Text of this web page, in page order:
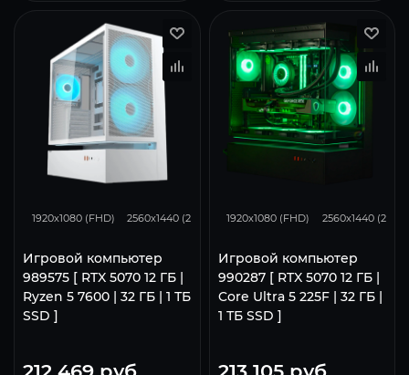
1920x1080 (FHD) 2560x1440 (2K) 3840x2160 (4K)
Игровой компьютер
989575 [ RTX 5070 12 ГБ |
Ryzen 5 7600 | 32 ГБ | 1 ТБ
SSD ]
1920x1080 (FHD) 2560x1440 (2K)
Игровой компьютер
990287 [ RTX 5070 12 ГБ |
Core Ultra 5 225F | 32 ГБ |
1 ТБ SSD ]